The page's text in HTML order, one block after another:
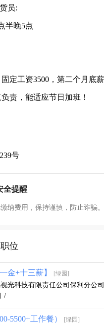
员:
半晚5点
定工资3500，第二个月底
责，能适应节日加班！
号
全提醒
纳费用，保持谨慎，防止诈骗
位
金+十三薪】 [绿园]
光科技有限责任公司保利分公司
/
5500+工作餐） [绿园]